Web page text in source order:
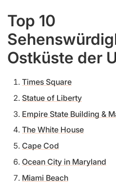
Top 10
Ostküste der
Times Square
Statue of Liberty
Empire State Building &
The White House
Cape Cod
Ocean City in Maryland
Miami Beach